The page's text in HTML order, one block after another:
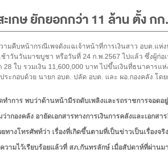
เกษ ยักยอกกว่า 11 ล้าน ตั้ง ก
มคืบหน้ากรณีเพจดังแฉเจ้าหน้าที่การเงินสาว อบต.แห่
าวันวันมาฆบูชา หรือวันที่ 24 ก.พ.2567 ไปแล้ว ซึ่งผู้ก่อ
28 ใบ รวมเงิน 11,600,000 บาท ไปขึ้นเงินที่ธนาคาร
ะกอบด้วย นายก อบต. ปลัด อบต. และ ผอ.กองคลัง โด
ทำการ พบว่าด้านหน้ามีรถดับเพลิงและรถราชการจอ
กองคลัง อายัดเอกสารทางการเงินการคลังและเอกสา
ยทางโทรศัพท์ว่า เรื่องที่เกิดขึ้นตามที่เป็นข่าวเป็นเรื่องจ
วามไว้เรียบร้อยแล้วที่ สภ.กันทรลักษ์ เมื่อสัปดาห์ที่ผ่านม